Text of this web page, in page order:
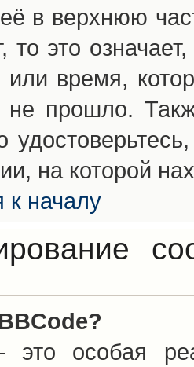
в верхнюю
то это
или время,
прошло.
на которой
к началу
особая